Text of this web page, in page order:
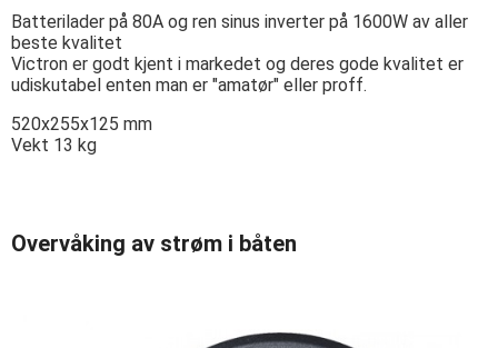
Batterilader på 80A og ren sinus inverter på 1600W av aller
beste kvalitet
Victron er godt kjent i markedet og deres gode kvalitet er
udiskutabel enten man er "amatør" eller proff.
520x255x125 mm
Vekt 13 kg
Overvåking av strøm i båten